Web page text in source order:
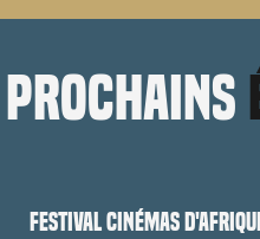
prochains
Festival cinémas